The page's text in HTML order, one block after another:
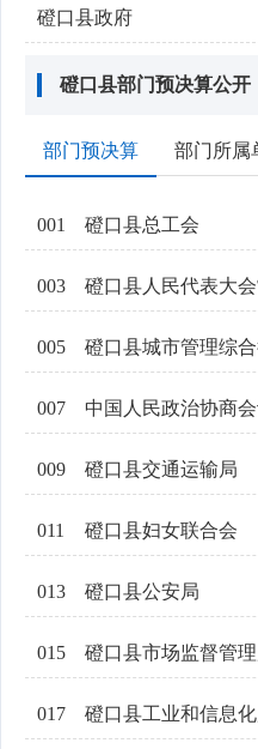
磴口县政府
磴口县部门预决算公开
部门预决算 部门所属
001 磴口县总工会
003 磴口县人民代表大
005 磴口县城市管理综
007 中国人民政治协商
009 磴口县交通运输局
011 磴口县妇女联合会
013 磴口县公安局
015 磴口县市场监督管
017 磴口县工业和信息